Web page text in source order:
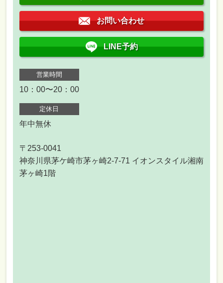
お問い合わせ
LINE予約
営業時間
10：00〜20：00
定休日
年中無休
〒253-0041
神奈川県茅ケ崎市茅ヶ崎2-7-71 イオンスタイル湘南
茅ヶ崎1階